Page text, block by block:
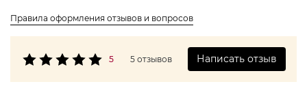
Правила оформления отзывов и вопросов
5 5 отзывов Написать отзыв